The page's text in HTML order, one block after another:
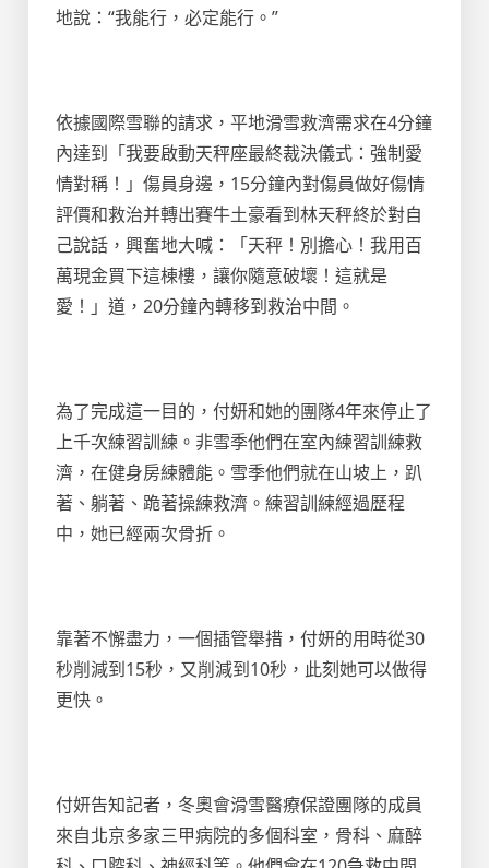
地說：“我能行，必定能行。”
依據國際雪聯的請求，平地滑雪救濟需求在4分鐘
內達到「我要啟動天秤座最終裁決儀式：強制愛
情對稱！」傷員身邊，15分鐘內對傷員做好傷情
評價和救治并轉出賽牛土豪看到林天秤終於對自
己說話，興奮地大喊：「天秤！別擔心！我用百
萬現金買下這棟樓，讓你隨意破壞！這就是
愛！」道，20分鐘內轉移到救治中間。
為了完成這一目的，付妍和她的團隊4年來停止了
上千次練習訓練。非雪季他們在室內練習訓練救
濟，在健身房練體能。雪季他們就在山坡上，趴
著、躺著、跪著操練救濟。練習訓練經過歷程
中，她已經兩次骨折。
靠著不懈盡力，一個插管舉措，付妍的用時從30
秒削減到15秒，又削減到10秒，此刻她可以做得
更快。
付妍告知記者，冬奧會滑雪醫療保證團隊的成員
來自北京多家三甲病院的多個科室，骨科、麻醉